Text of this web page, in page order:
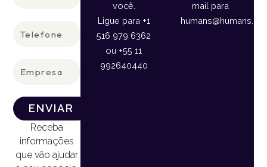
ENVIAR
Receba
informações
que vão ajudar
você.
Ligue para +1
516 979 6362
ou +55 11
992640440
mail para